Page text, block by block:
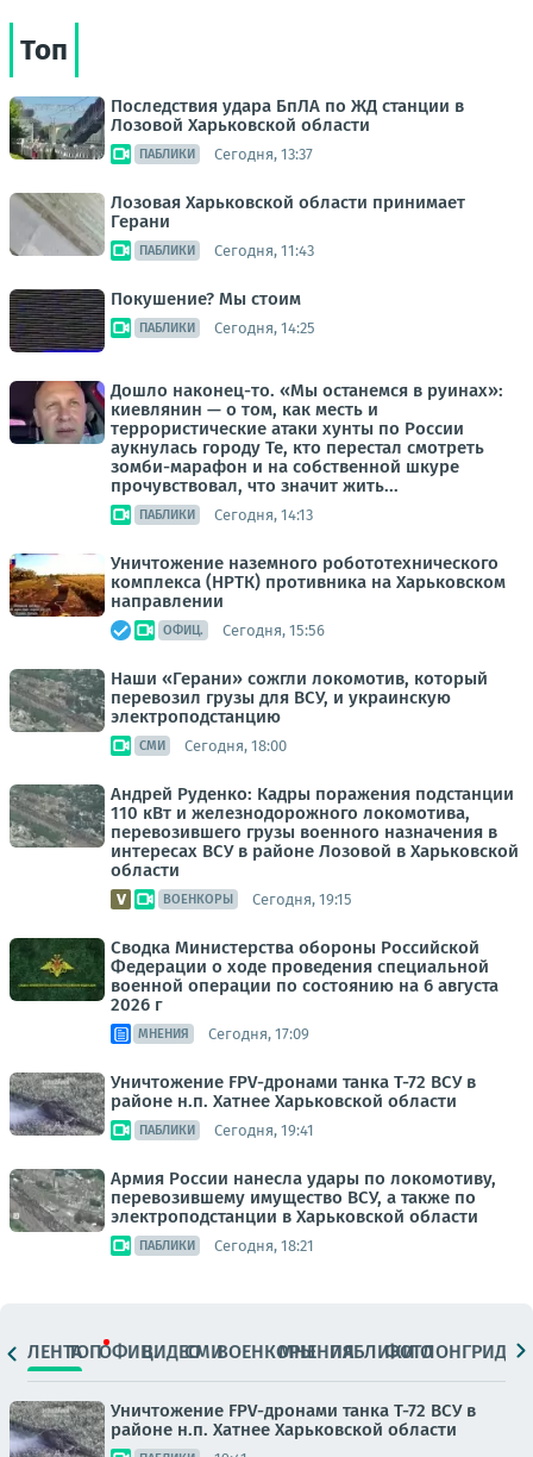
Топ
Последствия удара БпЛА по ЖД станции в
Лозовой Харьковской области
ПАБЛИКИ Сегодня, 13:37
Лозовая Харьковской области принимает
Герани
ПАБЛИКИ Сегодня, 11:43
Покушение? Мы стоим
ПАБЛИКИ Сегодня, 14:25
Дошло наконец-то. «Мы останемся в руинах»:
киевлянин — о том, как месть и
террористические атаки хунты по России
аукнулась городу Те, кто перестал смотреть
зомби-марафон и на собственной шкуре
прочувствовал, что значит жить...
ПАБЛИКИ Сегодня, 14:13
Уничтожение наземного робототехнического
комплекса (НРТК) противника на Харьковском
направлении
ОФИЦ. Сегодня, 15:56
Наши «Герани» сожгли локомотив, который
перевозил грузы для ВСУ, и украинскую
электроподстанцию
СМИ Сегодня, 18:00
Андрей Руденко: Кадры поражения подстанции
110 кВт и железнодорожного локомотива,
перевозившего грузы военного назначения в
интересах ВСУ в районе Лозовой в Харьковской
области
ВОЕНКОРЫ Сегодня, 19:15
Сводка Министерства обороны Российской
Федерации о ходе проведения специальной
военной операции по состоянию на 6 августа
2026 г
МНЕНИЯ Сегодня, 17:09
Уничтожение FPV-дронами танка Т-72 ВСУ в
районе н.п. Хатнее Харьковской области
ПАБЛИКИ Сегодня, 19:41
Армия России нанесла удары по локомотиву,
перевозившему имущество ВСУ, а также по
электроподстанции в Харьковской области
ПАБЛИКИ Сегодня, 18:21
ЛЕНТАТОПОФИЦ.ВИДЕОСМИВОЕНКОРЫМНЕНИЯПАБЛИКИ
ФОТОЛОНГРИДЫ
Уничтожение FPV-дронами танка Т-72 ВСУ в
районе н.п. Хатнее Харьковской области